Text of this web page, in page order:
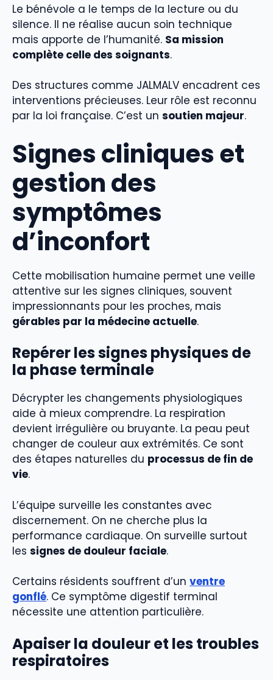
Le bénévole a le temps de la lecture ou du
silence. Il ne réalise aucun soin technique
mais apporte de l’humanité. Sa mission
complète celle des soignants.
Des structures comme JALMALV encadrent ces
interventions précieuses. Leur rôle est reconnu
par la loi française. C’est un soutien majeur.
Signes cliniques et
gestion des
symptômes
d’inconfort
Cette mobilisation humaine permet une veille
attentive sur les signes cliniques, souvent
impressionnants pour les proches, mais
gérables par la médecine actuelle.
Repérer les signes physiques de
la phase terminale
Décrypter les changements physiologiques
aide à mieux comprendre. La respiration
devient irrégulière ou bruyante. La peau peut
changer de couleur aux extrémités. Ce sont
des étapes naturelles du processus de fin de
vie.
L’équipe surveille les constantes avec
discernement. On ne cherche plus la
performance cardiaque. On surveille surtout
les signes de douleur faciale.
Certains résidents souffrent d’un ventre
gonflé. Ce symptôme digestif terminal
nécessite une attention particulière.
Apaiser la douleur et les troubles
respiratoires